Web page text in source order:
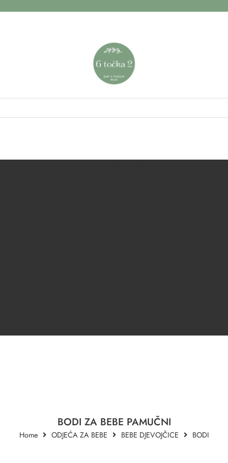
BODI ZA BEBE PAMUČNI
Home ODJEĆA ZA BEBE BEBE DJEVOJČICE BODI